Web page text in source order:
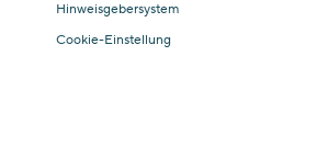
Hinweisgebersystem
Cookie-Einstellung